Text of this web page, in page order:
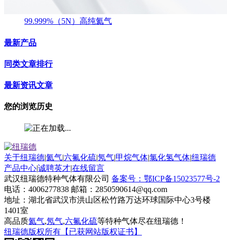
99.999%（5N）高纯氦气
最新产品
同类文章排行
最新资讯文章
您的浏览历史
关于纽瑞德|氦气|六氟化硫|氖气|甲烷气体|氯化氢气体|纽瑞德
产品中心|诚聘英才|在线留言
武汉纽瑞德特种气体有限公司 备案号：鄂ICP备15023577号-2
电话：4006277838 邮箱：2850590614@qq.com
地址：湖北省武汉市洪山区松竹路万达环球国际中心3号楼
1401室
高品质氦气,氖气,六氟化硫等特种气体尽在纽瑞德！
纽瑞德版权所有【已获网站版权证书】